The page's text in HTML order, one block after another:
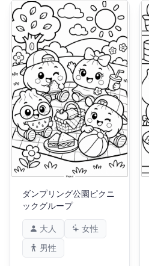
ダンプリング公園ピクニ
ックグループ
大人
女性
男性